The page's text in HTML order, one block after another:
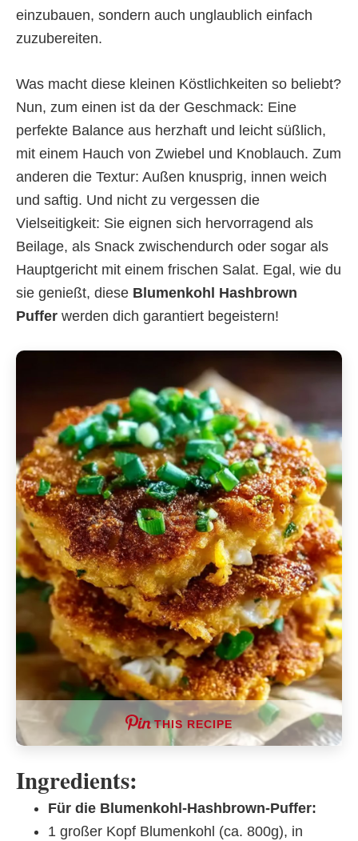
einzubauen, sondern auch unglaublich einfach
zuzubereiten.
Was macht diese kleinen Köstlichkeiten so beliebt?
Nun, zum einen ist da der Geschmack: Eine
perfekte Balance aus herzhaft und leicht süßlich,
mit einem Hauch von Zwiebel und Knoblauch. Zum
anderen die Textur: Außen knusprig, innen weich
und saftig. Und nicht zu vergessen die
Vielseitigkeit: Sie eignen sich hervorragend als
Beilage, als Snack zwischendurch oder sogar als
Hauptgericht mit einem frischen Salat. Egal, wie du
sie genießt, diese Blumenkohl Hashbrown
Puffer werden dich garantiert begeistern!
THIS RECIPE
Ingredients:
Für die Blumenkohl-Hashbrown-Puffer:
1 großer Kopf Blumenkohl (ca. 800g), in